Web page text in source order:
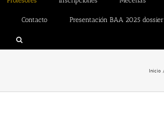
Contacto Presentación BAA 2025 dossier
Inicio